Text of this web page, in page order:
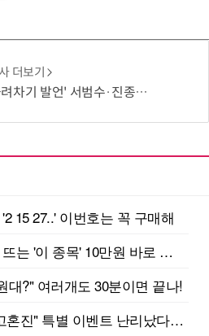
더보기
언' 서범수·진종오 징계 절차 개시